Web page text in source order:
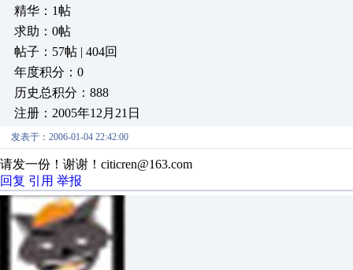
精华：1帖
求助：0帖
帖子：57帖 | 404回
年度积分：0
历史总积分：888
注册：2005年12月21日
发表于：2006-01-04 22:42:00
请发一份！谢谢！citicren@163.com
回复 引用 举报